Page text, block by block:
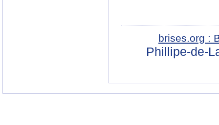
brises.org :
Phillipe-de-